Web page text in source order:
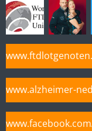
www.alzheimer-